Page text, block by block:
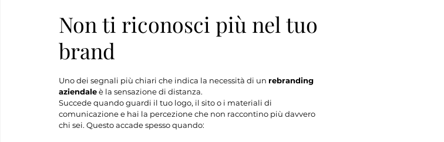
Non ti riconosci più nel tuo
brand
Uno dei segnali più chiari che indica la necessità di un rebranding
aziendale è la sensazione di distanza.
Succede quando guardi il tuo logo, il sito o i materiali di
comunicazione e hai la percezione che non raccontino più davvero
chi sei. Questo accade spesso quando: